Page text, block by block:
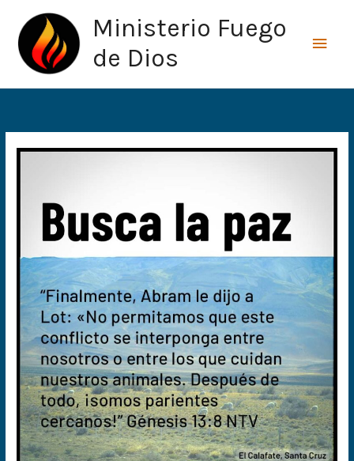
contenido
Ministerio Fuego
de Dios